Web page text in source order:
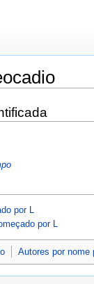
por L
por L
Autores por nome